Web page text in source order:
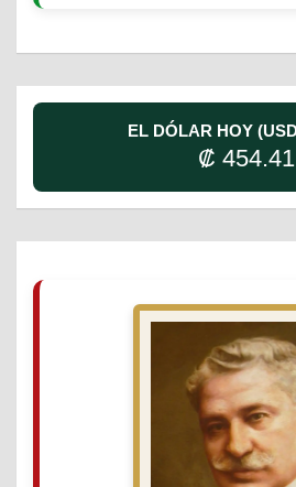
EL DÓLAR HOY
₡ 454.41